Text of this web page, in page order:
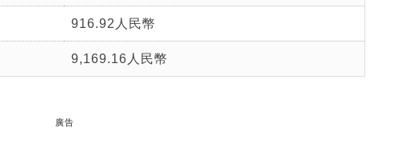
916.92人民幣
9,169.16人民幣
廣告